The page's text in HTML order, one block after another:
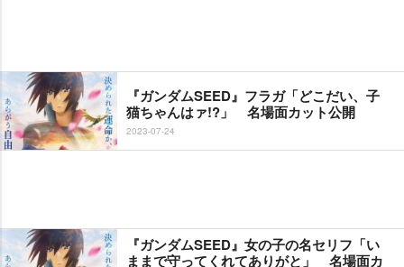
『ガンダムSEED』フラガ「どこだい、子
猫ちゃんはァ!?」 名場面カット公開
2023-07-24
『ガンダムSEED』女の子の名セリフ「い
ままで守ってくれてありがと」 名場面カ